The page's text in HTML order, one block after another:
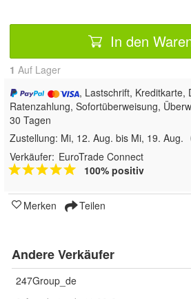
In den
1 Auf Lager
, Lastschrift, Kreditkarte,
Ratenzahlung, Sofortüberweisung,
30 Tagen
Zustellung: Mi, 12. Aug. bis Mi, 19. Aug.
Verkäufer: EuroTrade Connect
100% positiv
Merken Teilen
Andere Verkäufer
247Group_de